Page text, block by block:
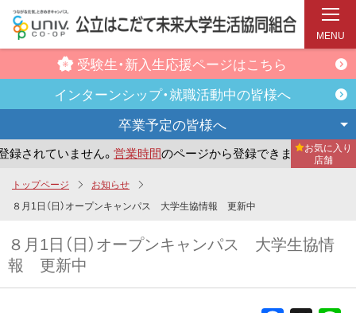
ン
テ
受験生・新入生応援ページはこちら
インターンシップ・就職活動中の皆様へ
卒業予定の皆様へ
されていません。営業時間のページから登録できます。 ま
お気に入り
店舗
MENU
トップページ
お知らせ
８月1日（日）オープンキャンパス 大学生協情報 更新中
８月1日（日）オープンキャンパス 大学生協情
報 更新中